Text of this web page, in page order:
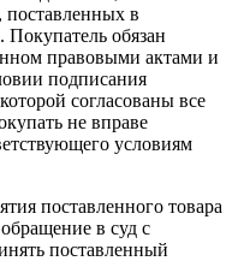
поставленных в
Покупатель обязан
правовыми актами и
подписания
согласованы все
не вправе
условиям
поставленного товара
в суд с
поставленный